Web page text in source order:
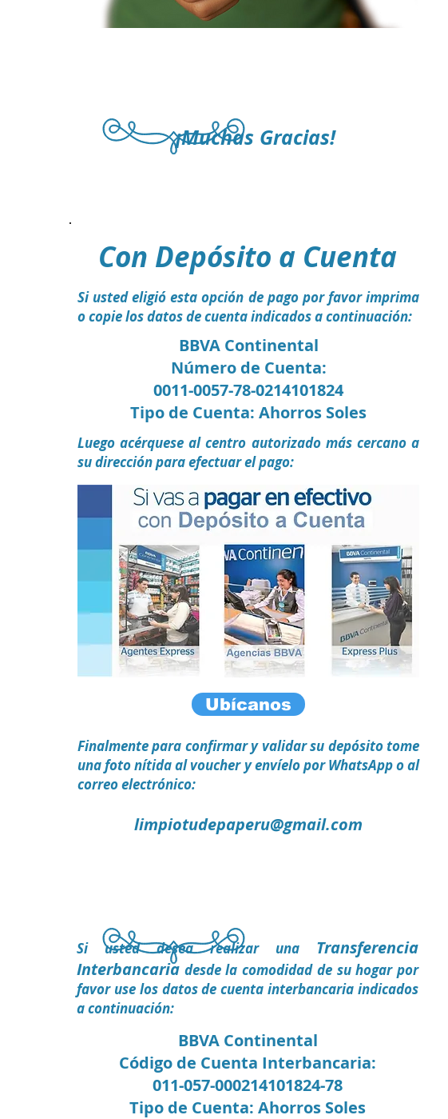
¡Muchas Gracias!
Con Depósito a Cuenta
Si usted eligió esta opción de pago por favor imprima
o copie los datos de cuenta indicados a continuación:
BBVA Continental
Número de Cuenta:
0011-0057-78-0214101824
Tipo de Cuenta: Ahorros Soles
Luego acérquese al centro autorizado más cercano a
su dirección para efectuar el pago:
Ubícanos
Finalmente para confirmar y validar su depósito tome
una foto nítida al voucher y envíelo por WhatsApp o al
correo electrónico:
limpiotudepaperu@gmail.com
Si usted desea realizar una Transferencia
Interbancaria desde la comodidad de su hogar por
favor use los datos de cuenta interbancaria indicados
a continuación:
BBVA Continental
Código de Cuenta Interbancaria:
011-057-000214101824-78
Tipo de Cuenta: Ahorros Soles